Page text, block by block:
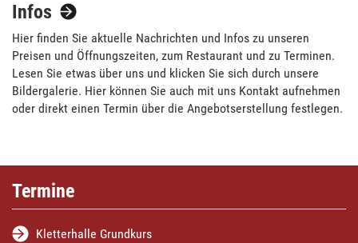
Infos
Hier finden Sie aktuelle Nachrichten und Infos zu unseren
Preisen und Öffnungszeiten, zum Restaurant und zu Terminen.
Lesen Sie etwas über uns und klicken Sie sich durch unsere
Bildergalerie. Hier können Sie auch mit uns Kontakt aufnehmen
oder direkt einen Termin über die Angebotserstellung festlegen.
Termine
Kletterhalle Grundkurs